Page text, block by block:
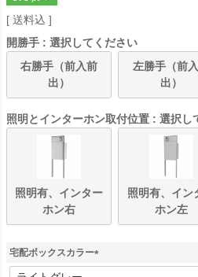
送料込
開勝手
選択してください
右勝手（前入前
出）
左勝手（前
出）
照明とインターホン取付位置 選択し
照明有、インター
ホン右
照明有、イン
ホン左
宅配ボックスカラー
(